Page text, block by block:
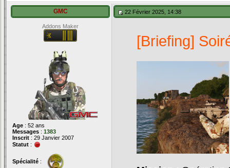
GMC
Addons Maker
Age : 52 ans
Messages : 1383
Inscrit : 29 Janvier 2007
Statut :
Spécialité :
22 Février 2025, 14:38
[Briefing]